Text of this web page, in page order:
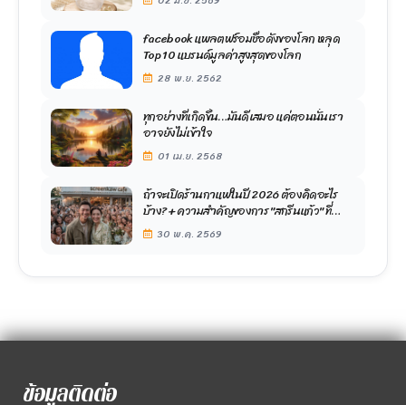
facebook แพลตฟร์อมชื่อดังของโลก หลุด
Top 10 แบรนด์มูลค่าสูงสุดของโลก
28 พ.ย. 2562
ทุกอย่างที่เกิดขึ้น…มันดีเสมอ แค่ตอนนั้นเรา
อาจยังไม่เข้าใจ
01 เม.ย. 2568
ถ้าจะเปิดร้านกาแฟในปี 2026 ต้องคิดอะไร
บ้าง? + ความสำคัญของการ "สกรีนแก้ว" ที่
หลายคนมองข้าม
30 พ.ค. 2569
ข้อมูลติดต่อ